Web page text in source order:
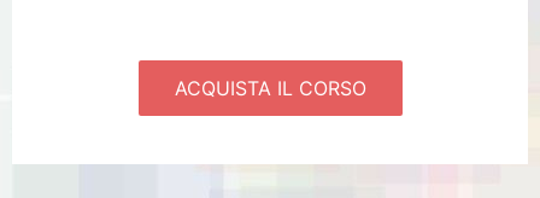
ACQUISTA IL CORSO